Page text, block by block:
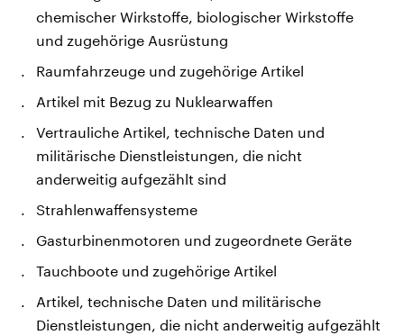
chemischer Wirkstoffe, biologischer Wirkstoffe
und zugehörige Ausrüstung
Raumfahrzeuge und zugehörige Artikel
Artikel mit Bezug zu Nuklearwaffen
Vertrauliche Artikel, technische Daten und
militärische Dienstleistungen, die nicht
anderweitig aufgezählt sind
Strahlenwaffensysteme
Gasturbinenmotoren und zugeordnete Geräte
Tauchboote und zugehörige Artikel
Artikel, technische Daten und militärische
Dienstleistungen, die nicht anderweitig aufgezählt